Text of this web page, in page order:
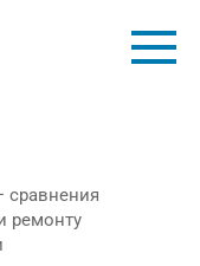
сравнения
ремонту